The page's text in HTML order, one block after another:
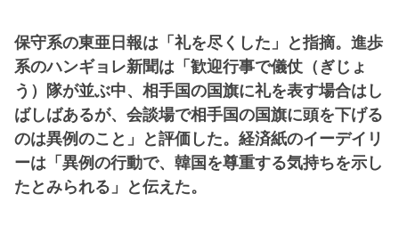
保守系の東亜日報は「礼を尽くした」と指摘。進歩
系のハンギョレ新聞は「歓迎行事で儀仗（ぎじょ
う）隊が並ぶ中、相手国の国旗に礼を表す場合はし
ばしばあるが、会談場で相手国の国旗に頭を下げる
のは異例のこと」と評価した。経済紙のイーデイリ
ーは「異例の行動で、韓国を尊重する気持ちを示し
たとみられる」と伝えた。